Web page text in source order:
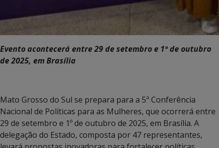
Evento acontecerá entre 29 de setembro e 1º de outubro
de 2025, em Brasília
Mato Grosso do Sul se prepara para a 5ª Conferência
Nacional de Políticas para as Mulheres, que ocorrerá entre
29 de setembro e 1º de outubro de 2025, em Brasília. A
delegação do Estado, composta por 47 representantes,